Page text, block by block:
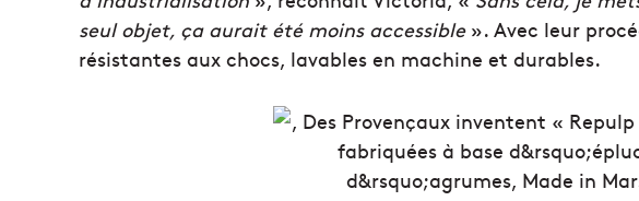
seul objet, ça aurait été moins accessible». Avec leur
résistantes aux chocs, lavables en machine et durables.